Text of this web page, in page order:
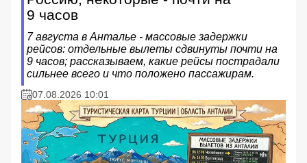
9 часов
7 августа в Анталье - массовые задержки
рейсов: отдельные вылеты сдвинуты почти на
9 часов; рассказываем, какие рейсы пострадали
сильнее всего и что положено пассажирам.
07.08.2026 10:01